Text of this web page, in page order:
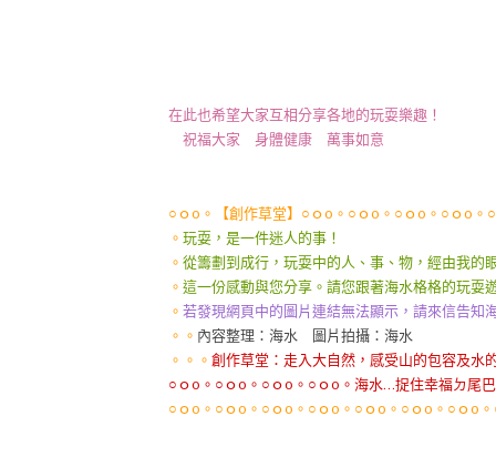
在此也希望大家互相分享各地的玩耍樂趣！
祝福大家 身體健康 萬事如意
○ｏo。【創作草堂】○ｏo。○ｏo。○ｏo。○ｏo。○
。 玩耍，是一件迷人的事！
。 從籌劃到成行，玩耍中的人、事、物，經由我的
。 這一份感動與您分享。請您跟著海水格格的玩耍
。 若發現網頁中的圖片連結無法顯示，請來信告
。。 內容整理：海水 圖片拍攝：海水
。。。 創作草堂：走入大自然，感受山的包容及水
○ｏo。○ｏo。○ｏo。○ｏo。海水…捉住幸福ㄉ尾
○ｏo。○ｏo。○ｏo。○ｏo。○ｏo。○ｏo。○ｏo